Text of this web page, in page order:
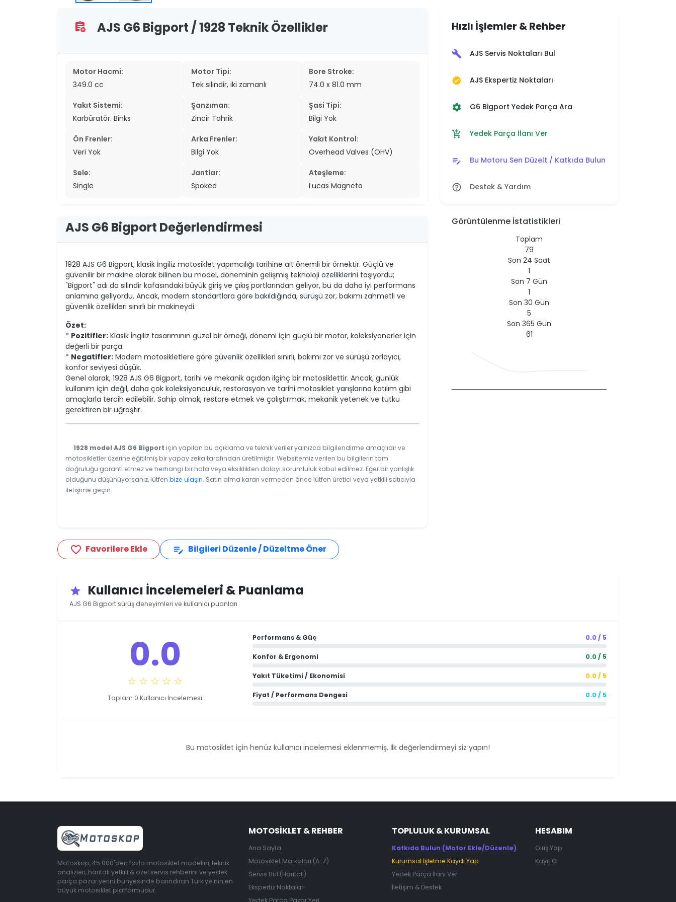
two_wheeler
grid_view
search
assignment_add AJS G6 Bigport / 1928 Teknik Özellikler
Motor Hacmi:
349.0 cc
Motor Tipi:
Tek silindir, iki zamanlı
Bore Stroke:
74.0 x 81.0 mm
Yakıt Sistemi:
Karbüratör. Binks
Şanzıman:
Zincir Tahrik
Şasi Tipi:
Bilgi Yok
Ön Frenler:
Veri Yok
Arka Frenler:
Bilgi Yok
Yakıt Kontrol:
Overhead Valves (OHV)
Sele:
Single
Jantlar:
Spoked
Ateşleme:
Lucas Magneto
AJS G6 Bigport Değerlendirmesi
1928 AJS G6 Bigport, klasik İngiliz motosiklet yapımcılığı tarihine ait önemli bir örnektir. Güçlü ve
güvenilir bir makine olarak bilinen bu model, döneminin gelişmiş teknoloji özelliklerini taşıyordu;
"Bigport" adı da silindir kafasındaki büyük giriş ve çıkış portlarından geliyor, bu da daha iyi performans
anlamına geliyordu. Ancak, modern standartlara göre bakıldığında, sürüşü zor, bakımı zahmetli ve
güvenlik özellikleri sınırlı bir makineydi.
Özet:
* Pozitifler: Klasik İngiliz tasarımının güzel bir örneği, dönemi için güçlü bir motor, koleksiyonerler için
değerli bir parça.
* Negatifler: Modern motosikletlere göre güvenlik özellikleri sınırlı, bakımı zor ve sürüşü zorlayıcı,
konfor seviyesi düşük.
Genel olarak, 1928 AJS G6 Bigport, tarihi ve mekanik açıdan ilginç bir motosiklettir. Ancak, günlük
kullanım için değil, daha çok koleksiyonculuk, restorasyon ve tarihi motosiklet yarışlarına katılım gibi
amaçlarla tercih edilebilir. Sahip olmak, restore etmek ve çalıştırmak, mekanik yetenek ve tutku
gerektiren bir uğraştır.
1928 model AJS G6 Bigport için yapılan bu açıklama ve teknik veriler yalnızca bilgilendirme amaçlıdır ve
motosikletler üzerine eğitilmiş bir yapay zeka tarafından üretilmiştir. Websitemiz verilen bu bilgilerin tam
doğruluğu garanti etmez ve herhangi bir hata veya eksiklikten dolayı sorumluluk kabul edilmez. Eğer bir yanlışlık
olduğunu düşünüyorsanız, lütfen bize ulaşın. Satın alma kararı vermeden önce lütfen üretici veya yetkili satıcıyla
iletişime geçin.
Hızlı İşlemler & Rehber
build AJS Servis Noktaları Bul
verified AJS Ekspertiz Noktaları
settings G6 Bigport Yedek Parça Ara
add_shopping_cart Yedek Parça İlanı Ver
edit_note Bu Motoru Sen Düzelt / Katkıda Bulun
help_outline Destek & Yardım
Görüntülenme İstatistikleri
Toplam
79
Son 24 Saat
1
Son 7 Gün
1
Son 30 Gün
5
Son 365 Gün
61
favorite_border Favorilere Ekle edit_note Bilgileri Düzenle / Düzeltme Öner
star Kullanıcı İncelemeleri & Puanlama
AJS G6 Bigport sürüş deneyimleri ve kullanıcı puanları
0.0
☆ ☆ ☆ ☆ ☆
Toplam 0 Kullanıcı İncelemesi
Performans & Güç 0.0 / 5
Konfor & Ergonomi 0.0 / 5
Yakıt Tüketimi / Ekonomisi 0.0 / 5
Fiyat / Performans Dengesi 0.0 / 5
Bu motosiklet için henüz kullanıcı incelemesi eklenmemiş. İlk değerlendirmeyi siz yapın!
Motoskop, 45.000'den fazla motosiklet modelini, teknik
analizleri, haritalı yetkili & özel servis rehberini ve yedek
parça pazar yerini bünyesinde barındıran Türkiye'nin en
büyük motosiklet platformudur.
MOTOSIKLET & REHBER
Ana Sayfa
Motosiklet Markaları (A-Z)
Servis Bul (Haritalı)
Ekspertiz Noktaları
Yedek Parça Pazar Yeri
TOPLULUK & KURUMSAL
Katkıda Bulun (Motor Ekle/Düzenle)
Kurumsal İşletme Kaydı Yap
Yedek Parça İlanı Ver
İletişim & Destek
HESABIM
Giriş Yap
Kayıt Ol